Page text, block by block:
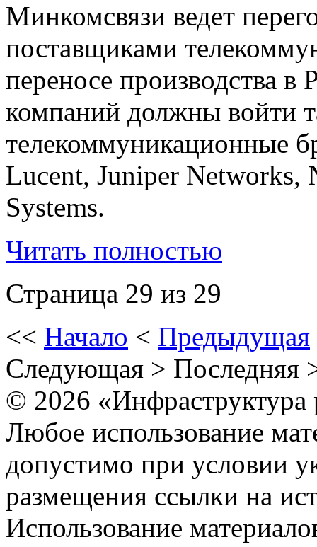
Минкомсвязи ведет
поставщиками
переносе производства
компаний должны войти
телекоммуникационные
Lucent, Juniper Networks,
Systems.
Читать полностью
Страница 29 из 29
<< Начало < Предыдущая
Следующая > Последняя
© 2026 «Инфраструктура
Любое использование
допустимо при условии
размещения ссылки на
Использование